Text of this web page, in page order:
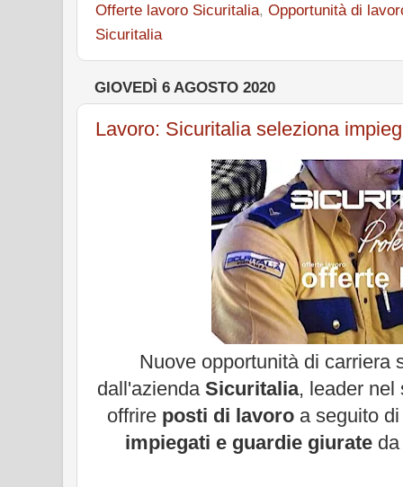
Offerte lavoro Sicuritalia, Opportunità di
Sicuritalia
GIOVEDÌ 6 AGOSTO 2020
Lavoro: Sicuritalia seleziona
Nuove opportunità di carriera
dall'aziendaSicuritalia, leader nel
offrire posti di lavoro a seguito
impiegati e guardie giurate